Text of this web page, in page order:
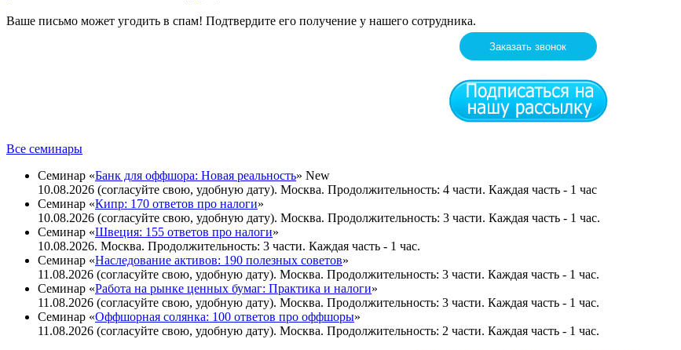
Ваше письмо может угодить в спам! Подтвердите его получение у нашего сотрудника.
Заказать звонок
Все семинары
Семинар «Банк для оффшора: Новая реальность» New
10.08.2026 (согласуйте свою, удобную дату). Москва. Продолжительность: 4 части. Каждая часть - 1 час
Семинар «Кипр: 170 ответов про налоги»
10.08.2026 (согласуйте свою, удобную дату). Москва. Продолжительность: 3 части. Каждая часть - 1 час.
Семинар «Швеция: 155 ответов про налоги»
10.08.2026. Москва. Продолжительность: 3 части. Каждая часть - 1 час.
Семинар «Наследование активов: 190 полезных советов»
11.08.2026 (согласуйте свою, удобную дату). Москва. Продолжительность: 3 части. Каждая часть - 1 час.
Семинар «Работа на рынке ценных бумаг: Практика и налоги»
11.08.2026 (согласуйте свою, удобную дату). Москва. Продолжительность: 3 части. Каждая часть - 1 чаc.
Семинар «Оффшорная солянка: 100 ответов про оффшоры»
11.08.2026 (согласуйте свою, удобную дату). Москва. Продолжительность: 2 части. Каждая часть - 1 час.